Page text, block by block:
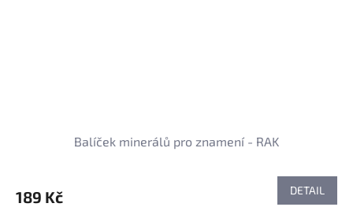
Balíček minerálů pro znamení - RAK
189 Kč DETAIL